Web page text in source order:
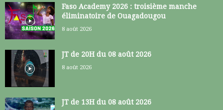
Faso Academy 2026 : troisième manche
éliminatoire de Ouagadougou
8 août 2026
JT de 20H du 08 août 2026
8 août 2026
JT de 13H du 08 août 2026